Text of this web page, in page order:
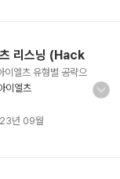
리스닝 (Hack
이엘츠 유형별 공략으
이엘츠
년 09월